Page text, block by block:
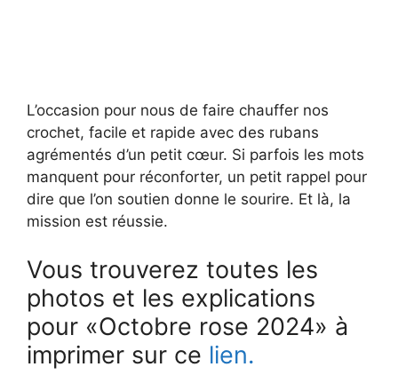
L’occasion pour nous de faire chauffer nos
crochet, facile et rapide avec des rubans
agrémentés d’un petit cœur. Si parfois les mots
manquent pour réconforter, un petit rappel pour
dire que l’on soutien donne le sourire. Et là, la
mission est réussie.
Vous trouverez toutes les
photos et les explications
pour «Octobre rose 2024» à
imprimer sur ce lien.